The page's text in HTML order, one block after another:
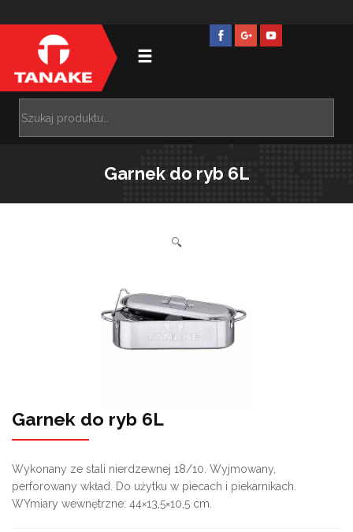
Garnek do ryb 6L
🔍
Garnek do ryb 6L
Wykonany ze stali nierdzewnej 18/10. Wyjmowany,
perforowany wkład. Do użytku w piecach i piekarnikach.
WYmiary wewnętrzne: 44×13,5×10,5 cm.